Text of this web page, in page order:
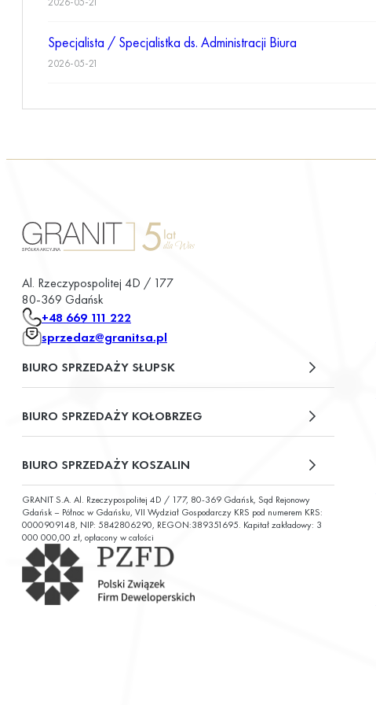
Specjalista / Specjalistka ds. Administracji Biura
2026-05-21
Al. Rzeczypospolitej 4D / 177
80-369 Gdańsk
+48 669 111 222
sprzedaz@granitsa.pl
BIURO SPRZEDAŻY SŁUPSK
plac Władysława Broniewskiego 13/u2
BIURO SPRZEDAŻY KOŁOBRZEG
ul. Św. Wojciecha 6
BIURO SPRZEDAŻY KOSZALIN
ul. Chałubińskiego 9
GRANIT S.A. Al. Rzeczypospolitej 4D / 177, 80-369 Gdańsk, Sąd Rejonowy
Gdańsk – Północ w Gdańsku, VII Wydział Gospodarczy KRS pod numerem KRS:
0000909148, NIP: 5842806290, REGON:389351695. Kapitał zakładowy: 3
000 000,00 zł, opłacony w całości